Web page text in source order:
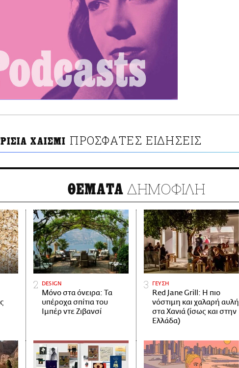
ΧΑΙΣΜΙ ΠΡΟΣΦΑΤΕΣ ΕΙΔΗΣΕΙΣ
ΘΕΜΑΤΑ ΔΗΜΟΦΙΛΗ
DESIGN
Μόνο στα όνειρα: Τα
υπέροχα σπίτια του
Ιμπέρ ντε Ζιβανσί
ΓΕΥΣΗ
Red Jane Grill: Η πιο
νόστιμη και χαλαρή αυλή
στα Χανιά (ίσως και στην
Ελλάδα)